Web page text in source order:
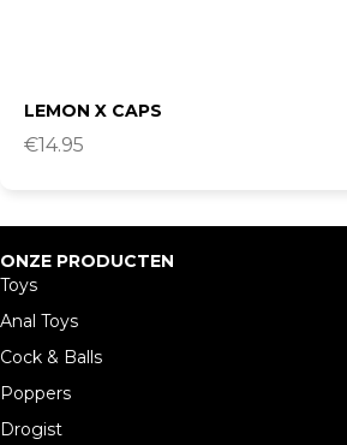
LEMON X CAPS
€14.95
ONZE PRODUCTEN
Toys
Anal Toys
Cock & Balls
Poppers
Drogist